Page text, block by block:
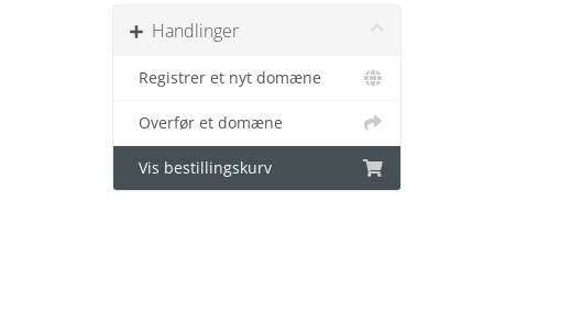
Handlinger
Registrer et nyt domæne
Overfør et domæne
Vis bestillingskurv